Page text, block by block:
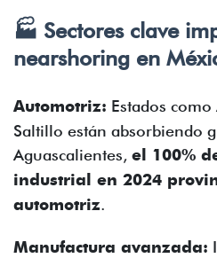
🏭 Sectores clave
nearshoring en
Automotriz: Estados
Saltillo están absorbiendo
Aguascalientes, el 100%
industrial en 2024
automotriz.
Manufactura avanzada: